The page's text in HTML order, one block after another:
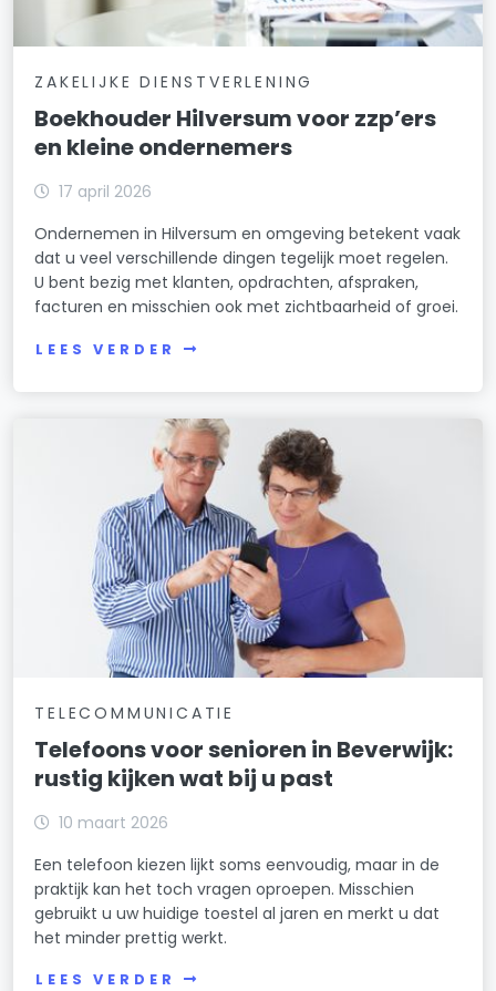
ZAKELIJKE DIENSTVERLENING
Boekhouder Hilversum voor zzp’ers
en kleine ondernemers
17 april 2026
Ondernemen in Hilversum en omgeving betekent vaak
dat u veel verschillende dingen tegelijk moet regelen.
U bent bezig met klanten, opdrachten, afspraken,
facturen en misschien ook met zichtbaarheid of groei.
LEES VERDER
TELECOMMUNICATIE
Telefoons voor senioren in Beverwijk:
rustig kijken wat bij u past
10 maart 2026
Een telefoon kiezen lijkt soms eenvoudig, maar in de
praktijk kan het toch vragen oproepen. Misschien
gebruikt u uw huidige toestel al jaren en merkt u dat
het minder prettig werkt.
LEES VERDER